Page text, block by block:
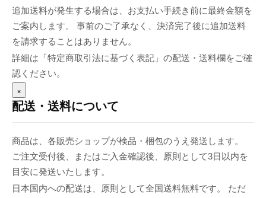
追加送料が発生する場合は、お支払い手続き前に最終金額を
ご案内します。 事前のご了承なく、決済完了後に追加送料
を請求することはありません。
詳細は「特定商取引法に基づく表記」の配送・送料欄をご確
認ください。
×
配送・送料について
商品は、各販売ショップが検品・梱包のうえ発送します。
ご注文受付後、またはご入金確認後、原則として3日以内を
目安に発送いたします。
日本国内への配送は、原則として全国送料無料です。 ただ